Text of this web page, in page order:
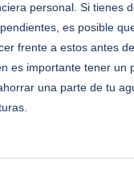
personal. Si tienes
es posible
frente a estos antes
es importante tener un
una parte de tu